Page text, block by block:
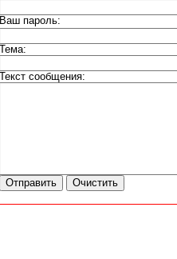
Ваш пароль:
Тема:
Текст сообщения: